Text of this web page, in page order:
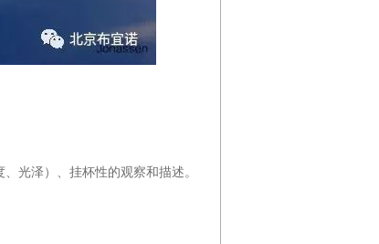
光泽）、挂杯性的观察和描述。